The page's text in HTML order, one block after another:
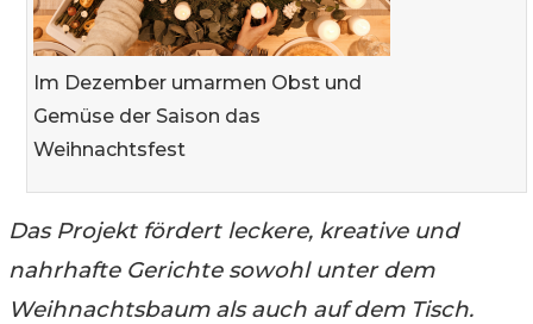
Im Dezember umarmen Obst und
Gemüse der Saison das
Weihnachtsfest
Das Projekt fördert leckere, kreative und
nahrhafte Gerichte sowohl unter dem
Weihnachtsbaum als auch auf dem Tisch.